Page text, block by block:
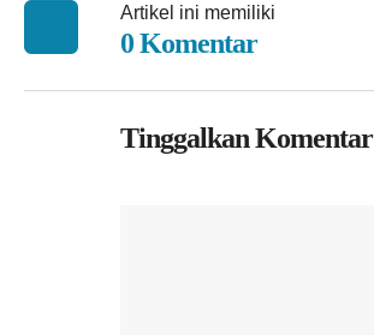
Artikel ini memiliki
0 Komentar
Tinggalkan Komentar